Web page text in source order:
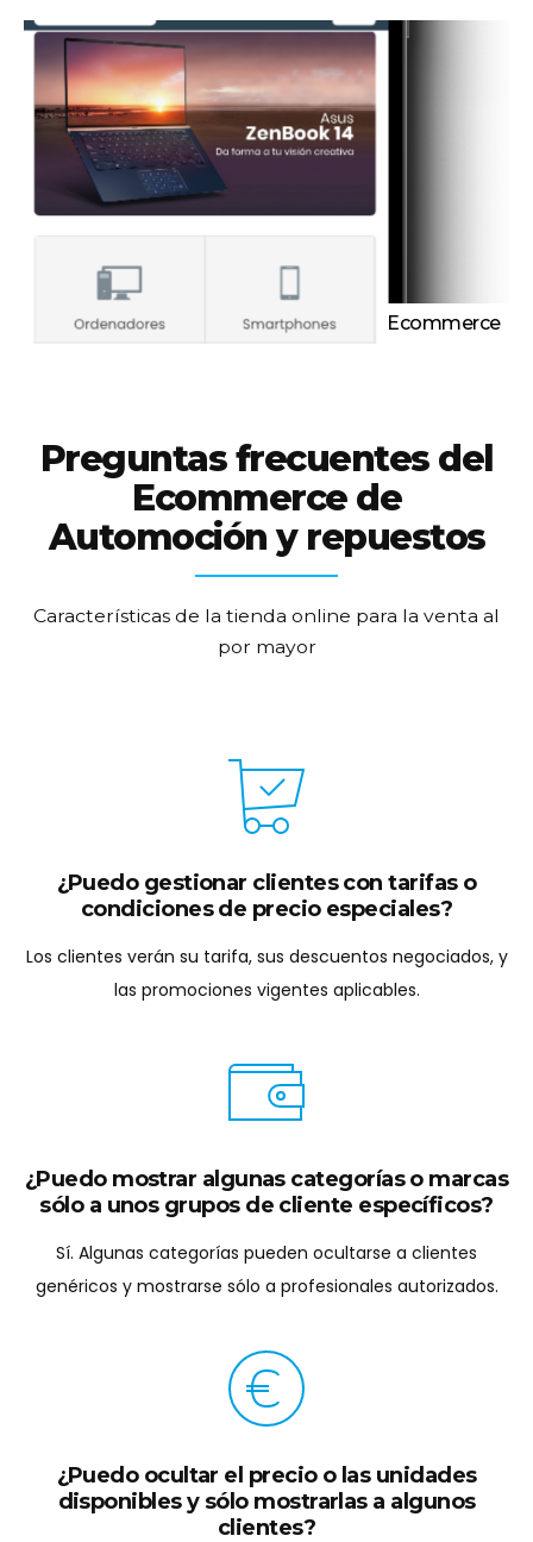
Organización
¿El cliente podrá consultar su historial de
pedidos?
¿Podrá realizar el seguimiento del pedido
online?
¿Cómo se darán de alta los clientes?
Podemos permitir el registro y alta online. Si sólo
aceptamos clientes profesionales o certificados,
Ventas
¿Algunos clientes pueden completar su
Sí. En el B2B es muy habitual facturar a fin de mes y no
pedido a pedido. El cliente no pagará online, nos llega el